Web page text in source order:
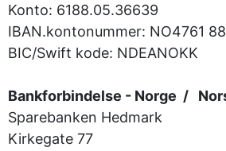
Konto: 6188.05.36639
IBAN.kontonummer: NO4761
BIC/Swift kode: NDEANOKK
Bankforbindelse - Norge /
Sparebanken Hedmark
Kirkegate 77